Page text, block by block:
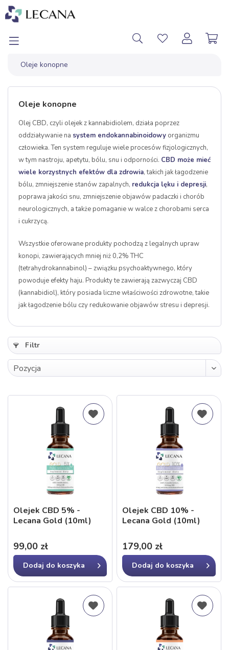
Oleje konopne
Oleje konopne
Olej CBD, czyli olejek z kannabidiolem, działa poprzez
oddziaływanie na system endokannabinoidowy organizmu
człowieka. Ten system reguluje wiele procesów fizjologicznych,
w tym nastroju, apetytu, bólu, snu i odporności. CBD może mieć
wiele korzystnych efektów dla zdrowia, takich jak łagodzenie
bólu, zmniejszenie stanów zapalnych, redukcja lęku i depresji,
poprawa jakości snu, zmniejszenie objawów padaczki i chorób
neurologicznych, a także pomaganie w walce z chorobami serca
i cukrzycą.
Wszystkie oferowane produkty pochodzą z legalnych upraw
konopi, zawierających mniej niż 0,2% THC
(tetrahydrokannabinol) – związku psychoaktywnego, który
powoduje efekty haju. Produkty te zawierają zazwyczaj CBD
(kannabidiol), który posiada liczne właściwości zdrowotne, takie
jak łagodzenie bólu czy redukowanie objawów stresu i depresji.
Filtr
Olejek CBD 5% -
Lecana Gold (10ml)
99,00 zł
Dodaj do koszyka
Olejek CBD 10% -
Lecana Gold (10ml)
179,00 zł
Dodaj do koszyka